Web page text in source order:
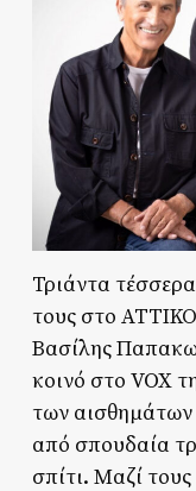
Τριάντα
τους στο
Βασίλης
κοινό στο VOX
των αισθημάτων
από σπουδαία
σπίτι. Μαζί